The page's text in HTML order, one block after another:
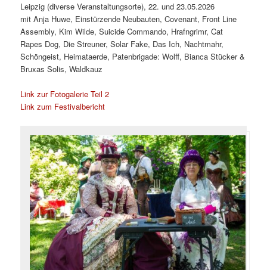
Leipzig (diverse Veranstaltungsorte), 22. und 23.05.2026
mit Anja Huwe, Einstürzende Neubauten, Covenant, Front Line
Assembly, Kim Wilde, Suicide Commando, Hrafngrimr, Cat
Rapes Dog, Die Streuner, Solar Fake, Das Ich, Nachtmahr,
Schöngeist, Heimataerde, Patenbrigade: Wolff, Bianca Stücker &
Bruxas Solis, Waldkauz
Link zur Fotogalerie Teil 2
Link zum Festivalbericht